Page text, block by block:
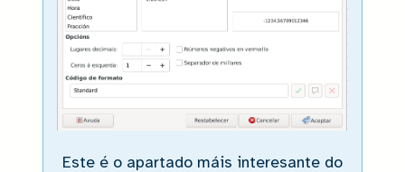
Este é o apartado máis interesante do